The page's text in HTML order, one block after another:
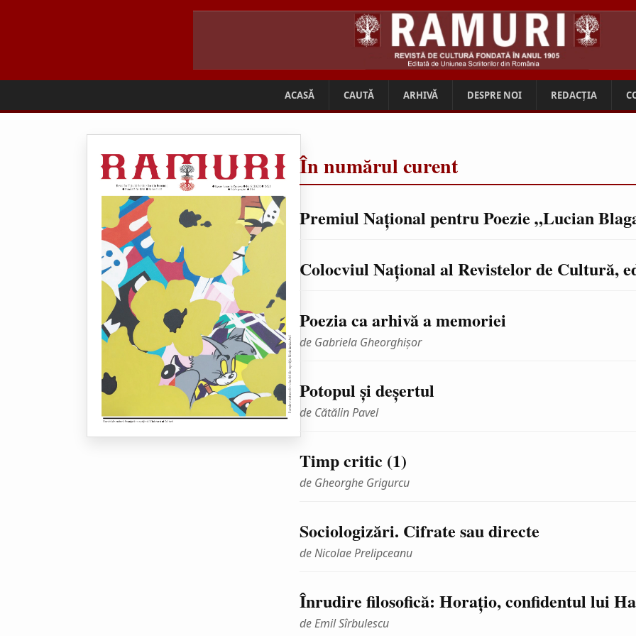
ACASĂ CAUTĂ ARHIVĂ DESPRE NOI REDACȚIA
În numărul curent
Premiul Naţional pentru Poezie „Lucian
Colocviul Naţional al Revistelor de Cultură,
Poezia ca arhivă a memoriei
de Gabriela Gheorghişor
Potopul şi deşertul
de Cătălin Pavel
Timp critic (1)
de Gheorghe Grigurcu
Sociologizări. Cifrate sau directe
de Nicolae Prelipceanu
Înrudire filosofică: Horaţio, confidentul lui
de Emil Sîrbulescu